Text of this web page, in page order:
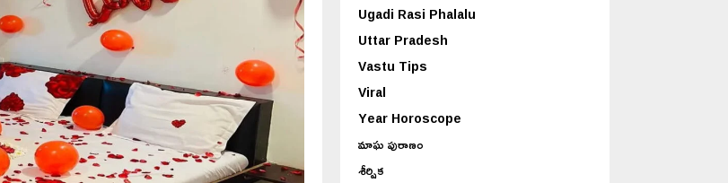
Ugadi Rasi Phalalu
Uttar Pradesh
Vastu Tips
Viral
Year Horoscope
మాఘ పురాణం
శీర్షిక